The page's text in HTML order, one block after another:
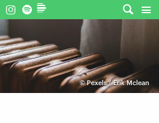
©Pexels / Erik Mclean